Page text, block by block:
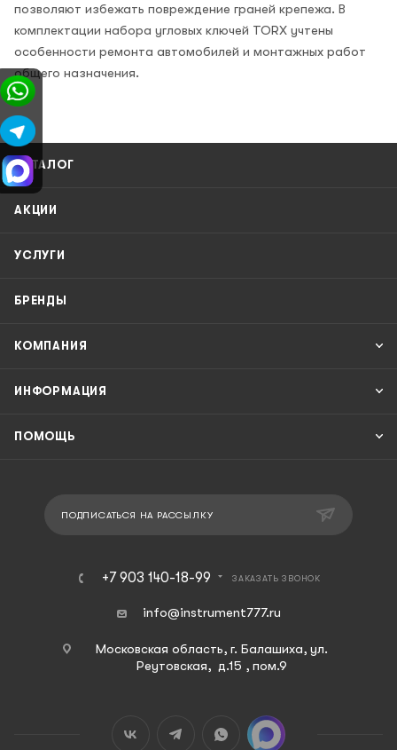
позволяют избежать повреждение граней крепежа. В
комплектации набора угловых ключей TORX учтены
особенности ремонта автомобилей и монтажных работ
общего назначения.
КАТАЛОГ
АКЦИИ
УСЛУГИ
БРЕНДЫ
КОМПАНИЯ
ИНФОРМАЦИЯ
ПОМОЩЬ
ПОДПИСАТЬСЯ НА РАССЫЛКУ
+7 903 140-18-99 ЗАКАЗАТЬ ЗВОНОК
info@instrument777.ru
Московская область, г. Балашиха, ул.
Реутовская, д.15 , пом.9